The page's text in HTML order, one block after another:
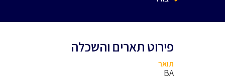
פירוט תארים והשכלה
תואר
BA